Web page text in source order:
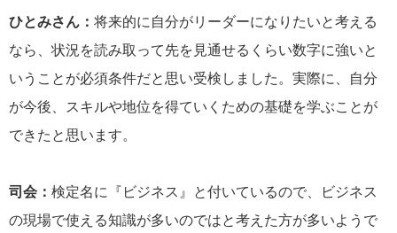
ひとみさん： 将来的に自分がリーダーになりたいと考える
なら、状況を読み取って先を見通せるくらい数字に強いと
いうことが必須条件だと思い受検しました。実際に、自分
が今後、スキルや地位を得ていくための基礎を学ぶことが
できたと思います。
司会： 検定名に『ビジネス』と付いているので、ビジネス
の現場で使える知識が多いのではと考えた方が多いようで